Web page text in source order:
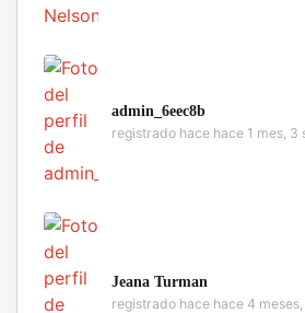
admin_6eec8b
registrado hace hace 1 mes, 3
Jeana Turman
registrado hace hace 4